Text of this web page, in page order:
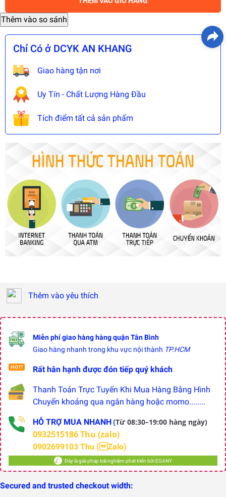
Chỉ Có ở DCYK AN KHANG
Giao hàng tận nơi
Uy Tín - Chất Lượng Hàng Đầu
Tích điểm tất cả sản phẩm
Thêm vào yêu thích
Miễn phí giao hàng hàng quận Tân Bình
Giao hàng nhanh trong khu vực nội thành TP.HCM
Rất hân hạnh được đón tiếp quý khách
Thanh Toán Trực Tuyến Khi Mua Hàng Bằng Hình
Chuyển khoảng qua ngân hàng hoặc momo........
HỖ TRỢ MUA NHANH(Từ 08:30–19:00 hàng ngày)
0932515186 Thu (zalo)
0902699103 Thu (Zalo)
Đây là giải pháp trải nghiệm phát triển bởi EGANY
Secured and trusted checkout width: